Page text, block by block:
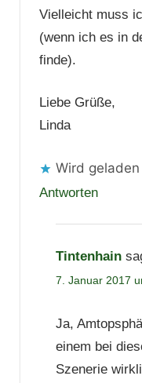
Vielleicht muss
(wenn ich es in
finde).
Liebe Grüße,
Linda
Wird
Antworten
Tintenhain
7. Januar 2017
Ja,
einem bei
Szenerie